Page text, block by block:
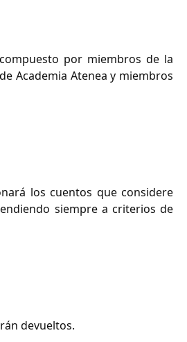
por miembros de la
Academia Atenea y miembros
los cuentos que considere
siempre a criterios de
devueltos.